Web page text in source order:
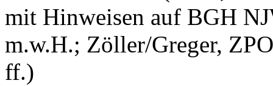
mit Hinweisen auf BGH
m.w.H.; Zöller/Greger,
ff.)